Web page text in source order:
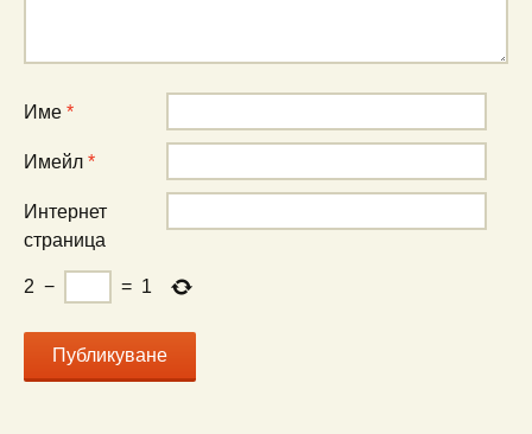
Име *
Имейл *
Интернет
страница
2 − = 1